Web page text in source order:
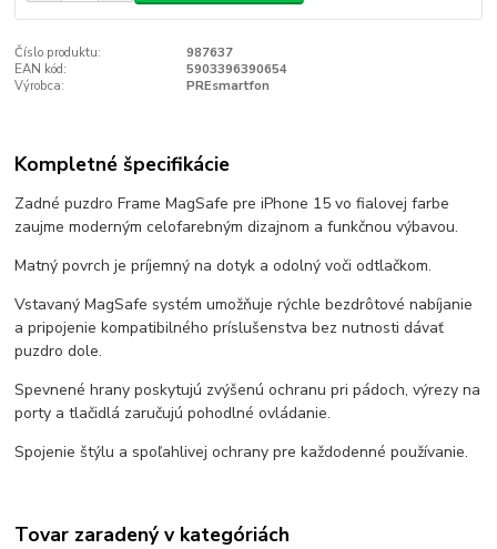
Číslo produktu:
987637
EAN kód:
5903396390654
Výrobca:
PREsmartfon
Kompletné špecifikácie
Zadné puzdro Frame MagSafe pre iPhone 15 vo fialovej farbe
zaujme moderným celofarebným dizajnom a funkčnou výbavou.
Matný povrch je príjemný na dotyk a odolný voči odtlačkom.
Vstavaný MagSafe systém umožňuje rýchle bezdrôtové nabíjanie
a pripojenie kompatibilného príslušenstva bez nutnosti dávať
puzdro dole.
Spevnené hrany poskytujú zvýšenú ochranu pri pádoch, výrezy na
porty a tlačidlá zaručujú pohodlné ovládanie.
Spojenie štýlu a spoľahlivej ochrany pre každodenné používanie.
Tovar zaradený v kategóriách